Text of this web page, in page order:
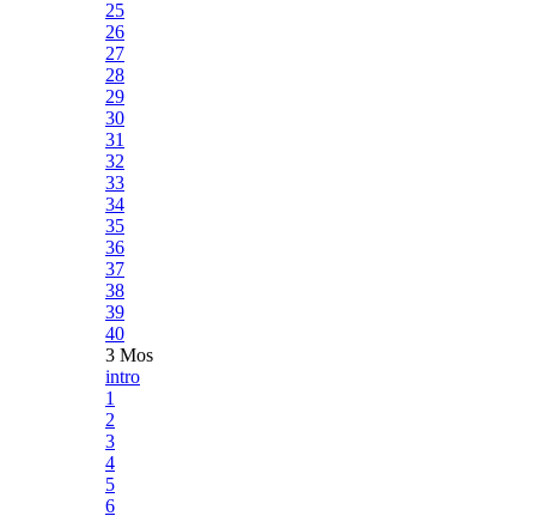
25
26
27
28
29
30
31
32
33
34
35
36
37
38
39
40
3 Mos
intro
1
2
3
4
5
6